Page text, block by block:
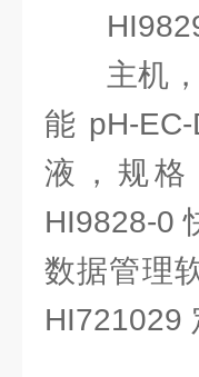
主机
能 pH-
液，规格
HI9828-0
数据管理
HI721029